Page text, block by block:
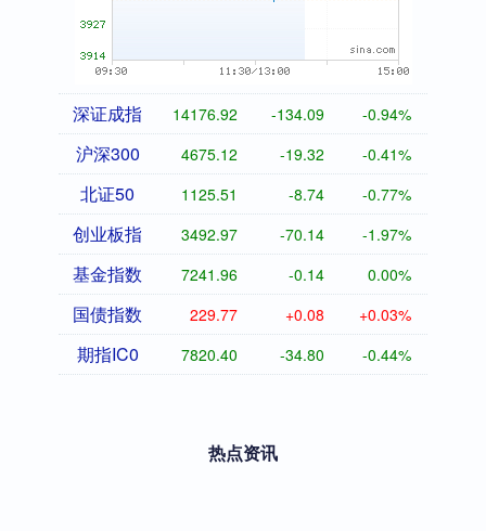
深证成指 14176.92 -134.09 -0.94%
沪深300 4675.12 -19.32 -0.41%
北证50 1125.51 -8.74 -0.77%
创业板指 3492.97 -70.14 -1.97%
基金指数 7241.96 -0.14 0.00%
国债指数 229.77 +0.08 +0.03%
期指IC0 7820.40 -34.80 -0.44%
热点资讯